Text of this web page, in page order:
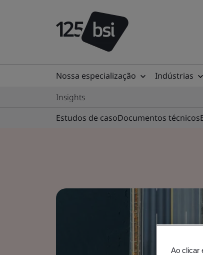
Nossa especialização Indústrias
Insights
Estudos de casoDocumentos técnicos
Ao clicar